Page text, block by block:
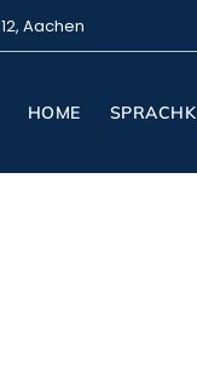
Aachen
HOME